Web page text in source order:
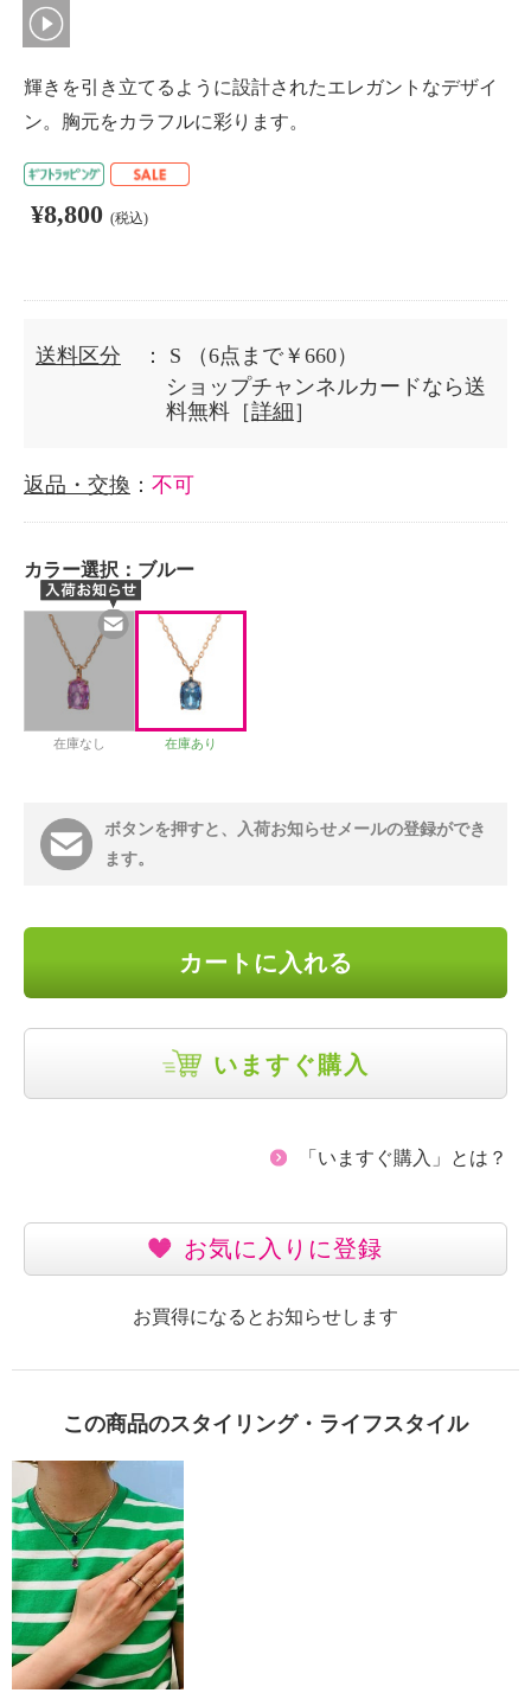
輝きを引き立てるように設計されたエレガントなデザイ
ン。胸元をカラフルに彩ります。
¥8,800 (税込)
送料区分 ： S
（6点まで￥660）
ショップチャンネルカードなら送
料無料［詳細 ］
返品・交換 ： 不可
カラー選択： ブルー
在庫なし 在庫あり
ボタンを押すと、入荷お知らせメールの登録ができ
ます。
カートに入れる
いますぐ購入
「いますぐ購入」とは？
お気に入りに登録
お買得になるとお知らせします
この商品のスタイリング・ライフスタイル